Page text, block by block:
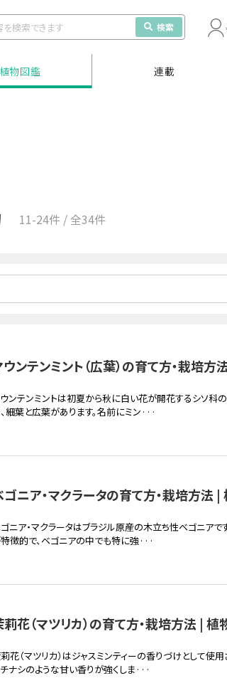
検索
植物図鑑 連載
11-24件 / 全34件
ンテンミント（広葉）の育て方・栽培
ンテンミントは初夏から秋に白い花が開花するシソ科
細葉と広葉があります。名前にミン···
ゴニア・マクラータの育て方・栽培方法
ニア・マクラータはブラジル原産の木立ち性ベゴニアで
徴的で、ベゴニアの中でも特に強···
莉花（マツリカ）の育て方・栽培方法 | 植
花（マツリカ）はジャスミンティーの香りづけとして使
ナシのような甘い香りが強くしま···